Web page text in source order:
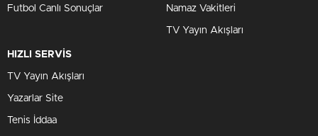
Futbol Canlı Sonuçlar Namaz Vakitleri
TV Yayın Akışları
HIZLI SERVİS
TV Yayın Akışları
Yazarlar Site
Tenis İddaa